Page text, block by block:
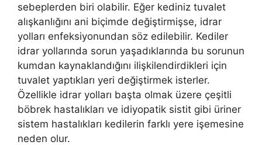
sebeplerden biri olabilir. Eğer kediniz tuvalet
alışkanlığını ani biçimde değiştirmişse, idrar
yolları enfeksiyonundan söz edilebilir. Kediler
idrar yollarında sorun yaşadıklarında bu sorunun
kumdan kaynaklandığını ilişkilendirdikleri için
tuvalet yaptıkları yeri değiştirmek isterler.
Özellikle idrar yolları başta olmak üzere çeşitli
böbrek hastalıkları ve idiyopatik sistit gibi üriner
sistem hastalıkları kedilerin farklı yere işemesine
neden olur.